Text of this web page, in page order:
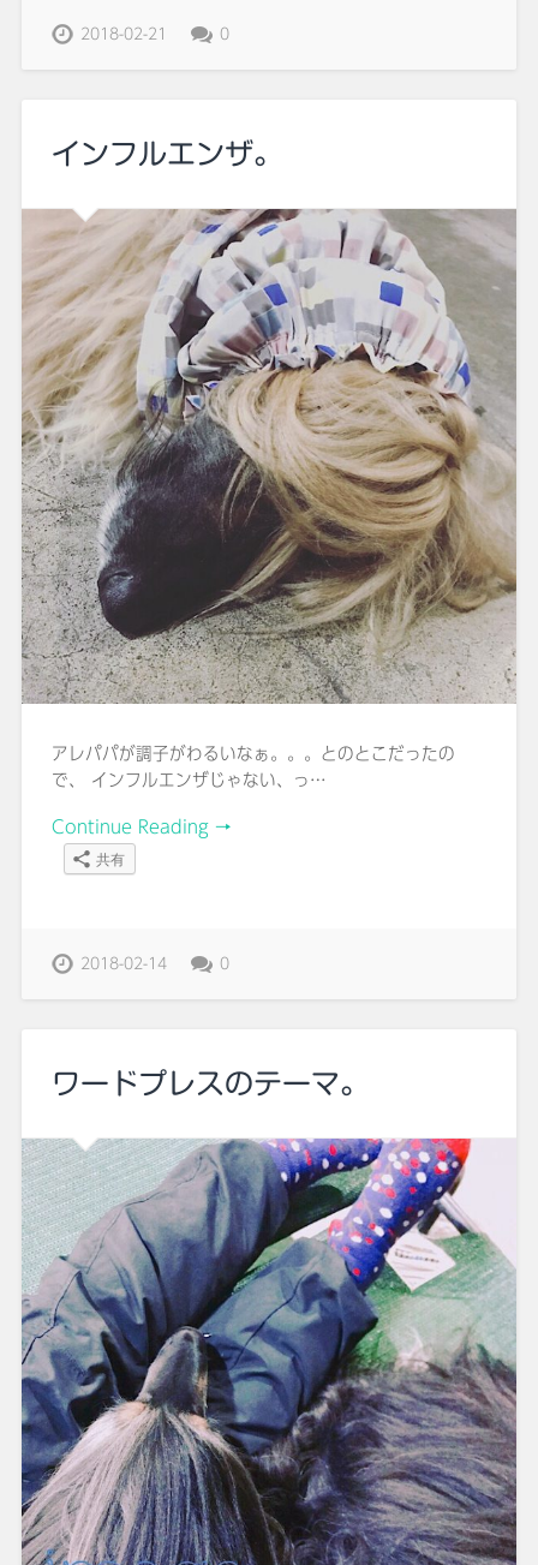
2018-02-21 0
インフルエンザ。
アレパパが調子がわるいなぁ。。。とのとこだったの
で、 インフルエンザじゃない、っ…
Continue Reading →
共有
2018-02-14 0
ワードプレスのテーマ。